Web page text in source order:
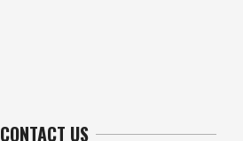
CONTACT US